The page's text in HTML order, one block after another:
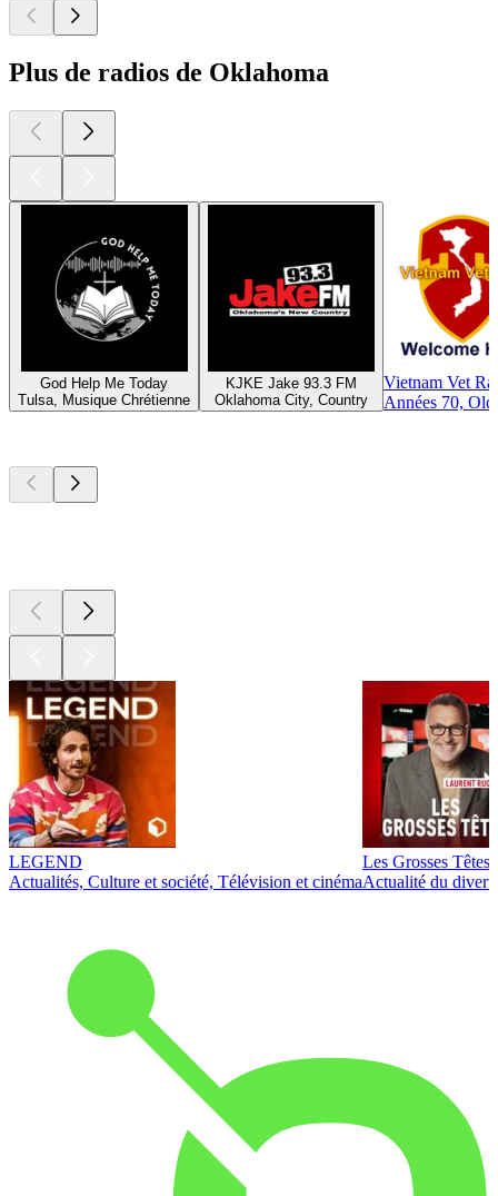
Plus de radios de Oklahoma
God Help Me Today
Tulsa, Musique Chrétienne
KJKE Jake 93.3 FM
Oklahoma City, Country
Vietnam Vet
Années 70,
LEGEND
Actualités, Culture et société, Télévision et cinéma
Les Grosses Têtes
Actualité du